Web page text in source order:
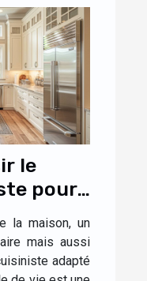
le
pour
la maison, un
mais aussi
adapté